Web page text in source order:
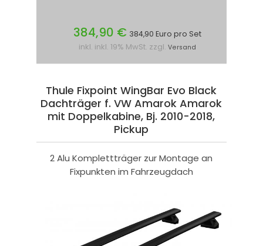
384,90 € 384,90 Euro pro Set
inkl. inkl. 19% MwSt. zzgl. Versand
Thule Fixpoint WingBar Evo Black
Dachträger f. VW Amarok Amarok
mit Doppelkabine, Bj. 2010-2018,
Pickup
2 Alu Komplettträger zur Montage an
Fixpunkten im Fahrzeugdach